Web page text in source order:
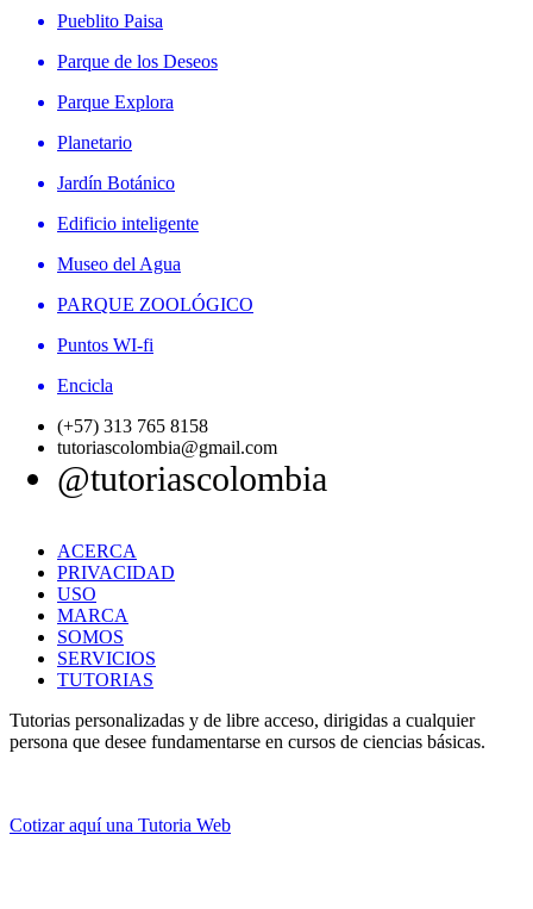
Pueblito Paisa
Parque de los Deseos
Parque Explora
Planetario
Jardín Botánico
Edificio inteligente
Museo del Agua
PARQUE ZOOLÓGICO
Puntos WI-fi
Encicla
(+57) 313 765 8158
tutoriascolombia@gmail.com
@tutoriascolombia
ACERCA
PRIVACIDAD
USO
MARCA
SOMOS
SERVICIOS
TUTORIAS
Tutorias personalizadas y de libre acceso, dirigidas a cualquier
persona que desee fundamentarse en cursos de ciencias básicas.
Cotizar aquí una Tutoria Web